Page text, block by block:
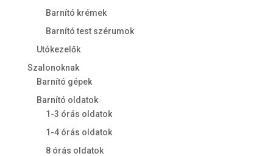
Barnító krémek
Barnító test szérumok
Utókezelők
Szalonoknak
Barnító gépek
Barnító oldatok
1-3 órás oldatok
1-4 órás oldatok
8 órás oldatok